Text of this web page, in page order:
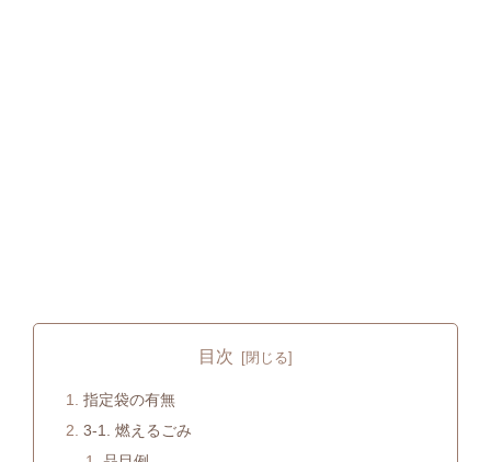
目次
指定袋の有無
3-1. 燃えるごみ